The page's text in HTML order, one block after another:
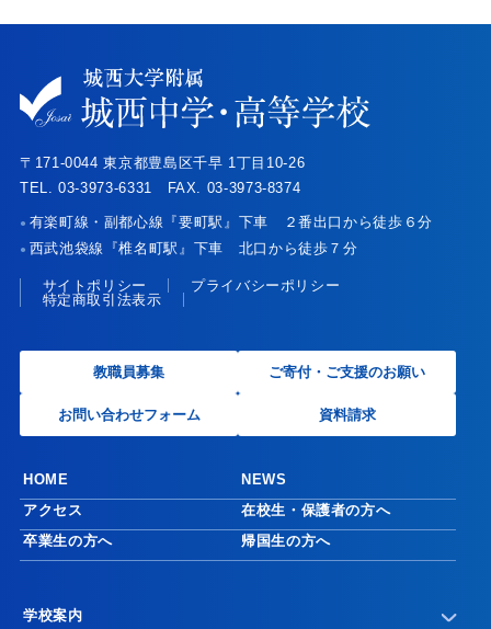
〒171-0044 東京都豊島区千早 1丁目10-26
TEL. 03-3973-6331 FAX. 03-3973-8374
● 有楽町線・副都心線『要町駅』下車 ２番出口から徒歩６分
● 西武池袋線『椎名町駅』下車 北口から徒歩７分
サイトポリシー
プライバシーポリシー
特定商取引法表示
教職員募集 ご寄付・ご支援のお願い
お問い合わせフォーム 資料請求
HOME
NEWS
アクセス
在校生・保護者の方へ
卒業生の方へ
帰国生の方へ
学校案内